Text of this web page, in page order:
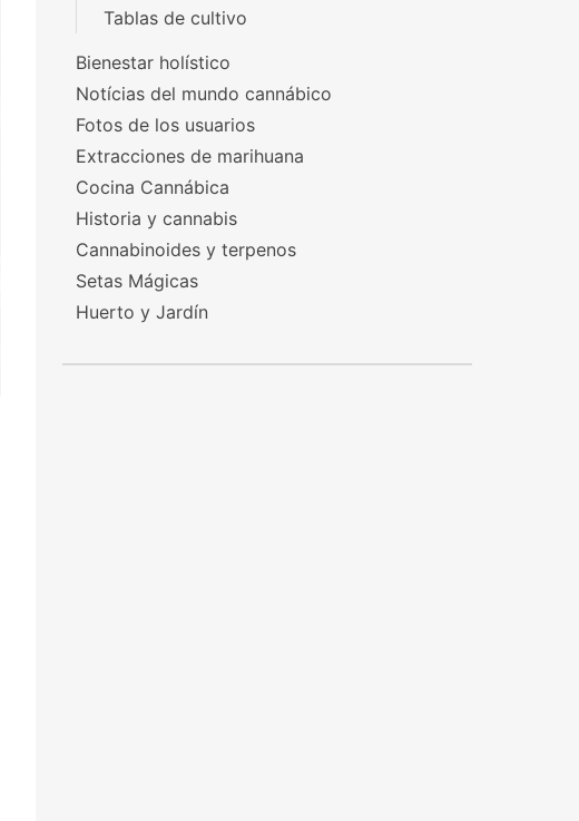
Tablas de cultivo
Bienestar holístico
Notícias del mundo cannábico
Fotos de los usuarios
Extracciones de marihuana
Cocina Cannábica
Historia y cannabis
Cannabinoides y terpenos
Setas Mágicas
Huerto y Jardín